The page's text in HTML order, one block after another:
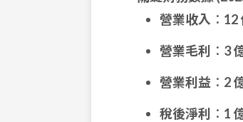
營業收入 ： 12
營業毛利
： 3
營業利益 ： 2
稅後淨利
： 1